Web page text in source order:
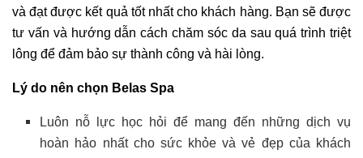
và đạt được kết quả tốt nhất cho khách hàng. Bạn sẽ được
tư vấn và hướng dẫn cách chăm sóc da sau quá trình triệt
lông để đảm bảo sự thành công và hài lòng.
Lý do nên chọn Belas Spa
Luôn nỗ lực học hỏi để mang đến những dịch vụ
hoàn hảo nhất cho sức khỏe và vẻ đẹp của khách